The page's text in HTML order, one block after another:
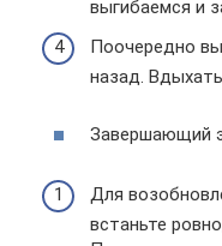
выгибаемся и
Поочередно
назад.
Завершающий
Для
встаньте